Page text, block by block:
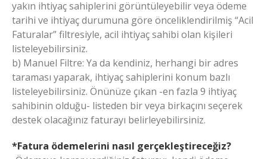
yakın ihtiyaç sahiplerini görüntüleyebilir veya ödeme
tarihi ve ihtiyaç durumuna göre önceliklendirilmiş “Acil
Faturalar” filtresiyle, acil ihtiyaç sahibi olan kişileri
listeleyebilirsiniz.
b) Manuel Filtre: Ya da kendiniz, herhangi bir adres
taraması yaparak, ihtiyaç sahiplerini konum bazlı
listeleyebilirsiniz. Önünüze çıkan -en fazla 9 ihtiyaç
sahibinin olduğu- listeden bir veya birkaçını seçerek
destek olacağınız faturayı belirleyebilirsiniz.
*Fatura ödemelerini nasıl gerçekleştireceğiz?